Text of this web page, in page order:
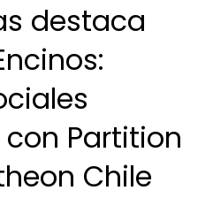
destaca
Partition
Chile